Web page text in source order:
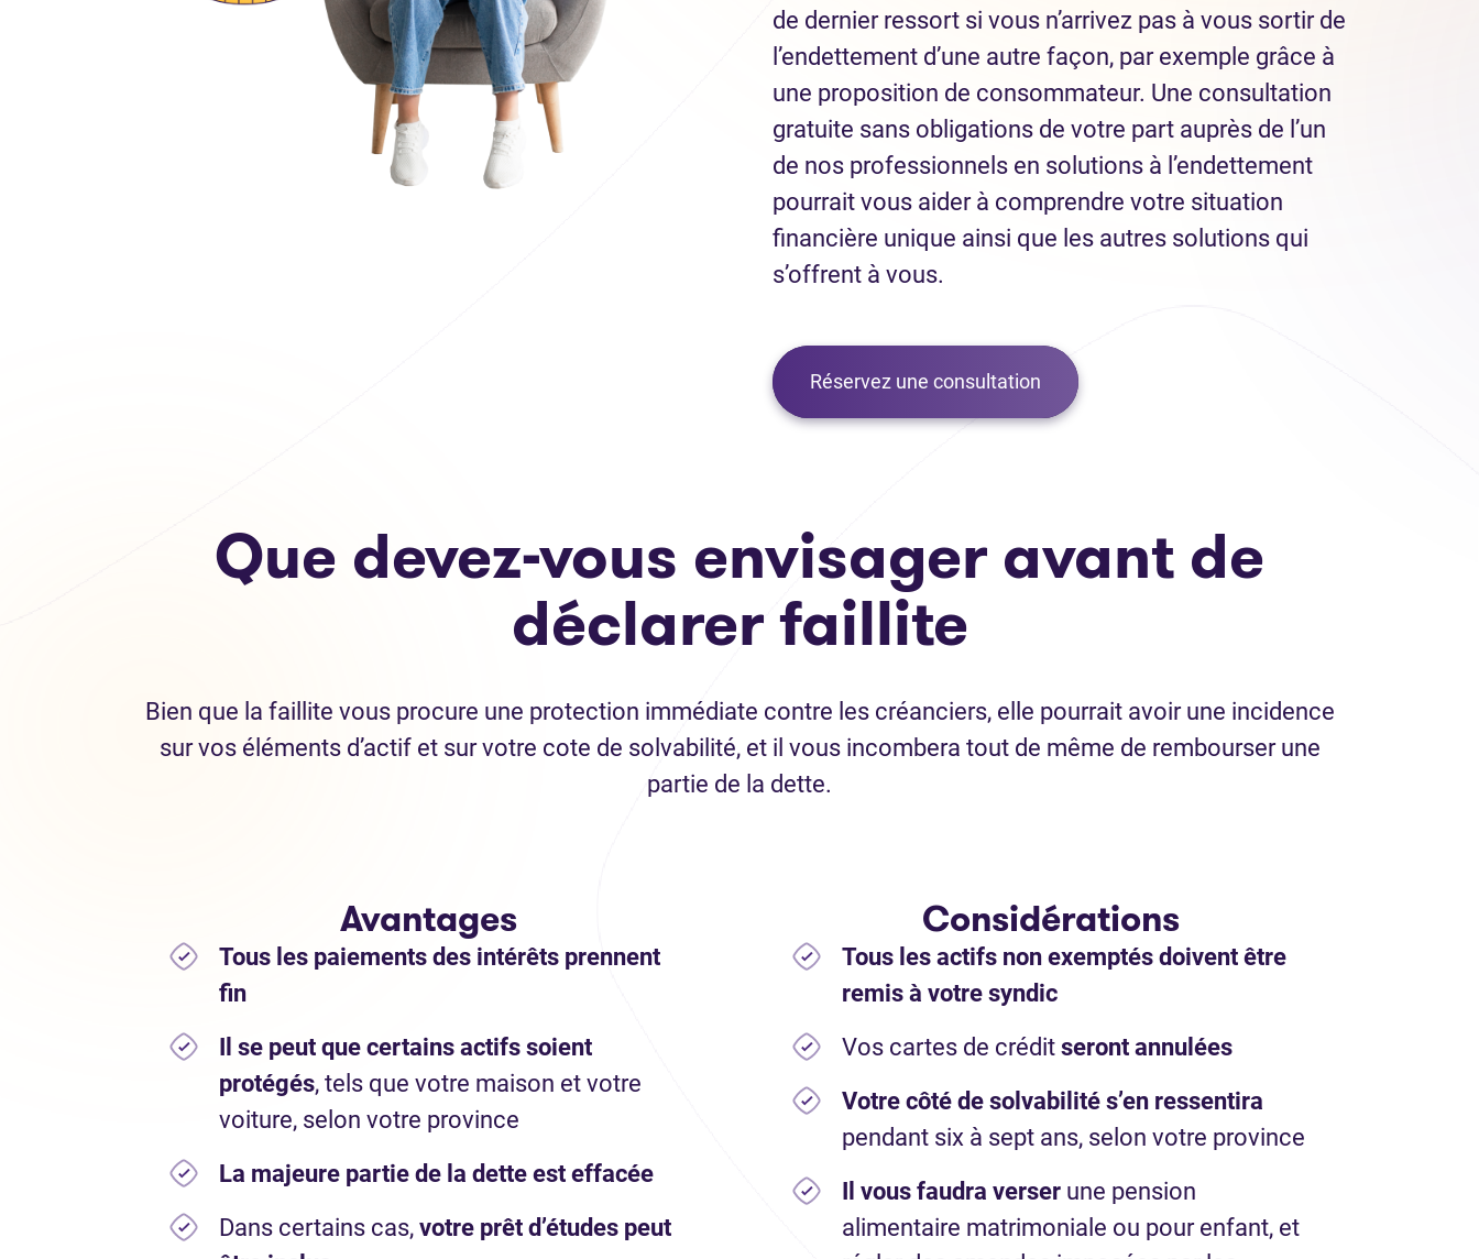
de dernier ressort si vous n’arrivez pas à vous sortir de
l’endettement d’une autre façon, par exemple grâce à
une proposition de consommateur. Une consultation
gratuite sans obligations de votre part auprès de l’un
de nos professionnels en solutions à l’endettement
pourrait vous aider à comprendre votre situation
financière unique ainsi que les autres solutions qui
s’offrent à vous.
Réservez une consultation
Que devez-vous envisager avant de
déclarer faillite
Bien que la faillite vous procure une protection immédiate contre les créanciers, elle pourrait avoir une incidence
sur vos éléments d’actif et sur votre cote de solvabilité, et il vous incombera tout de même de rembourser une
partie de la dette.
Avantages
Tous les paiements des intérêts prennent
fin
Il se peut que certains actifs soient
protégés, tels que votre maison et votre
voiture, selon votre province
La majeure partie de la dette est effacée
Dans certains cas, votre prêt d’études peut
Considérations
Tous les actifs non exemptés doivent être
remis à votre syndic
Vos cartes de crédit seront annulées
Votre côté de solvabilité s’en ressentira
pendant six à sept ans, selon votre province
Il vous faudra verser une pension
alimentaire matrimoniale ou pour enfant, et